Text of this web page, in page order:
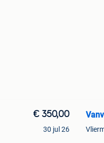
€ 350,00
30 jul 26